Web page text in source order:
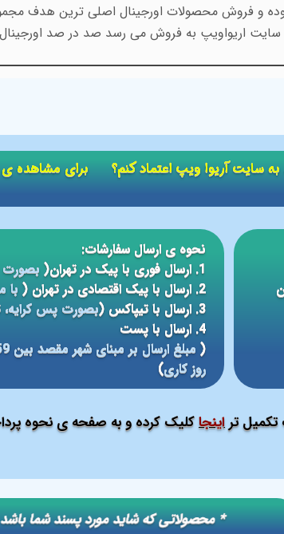
و فروش محصولات اورجینال اصلی ترین هدف
سایت اریواویپ به فروش می رسد صد در صد
تکمیل تراینجاکلیک کرده و به صفحه ی نحوه
نحوه ی ارسال سفارشات:
1. ارسال فوری با پیک در تهران(
بصورت
2. ارسال با پیک اقتصادی در تهران (
با مبلغ 89 هزار
3. ارسال با تیپاکس (
بصورت پس کرایه، تحویل
4. ارسال با پست
(
روز کاری)
به سایت آریوا ویپ اعتماد کنم؟ برای مشاهده
​​* محصولاتی که شاید مورد پسند شما